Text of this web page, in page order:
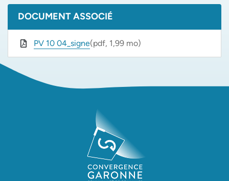
DOCUMENT ASSOCIÉ
PV 10 04_signe(pdf, 1,99 mo)